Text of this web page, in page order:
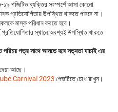
পজিটিভ ব্যক্তির সংস্পর্শে আসা কোনো
প্রতিযোগিতায় উপস্থিত থাকতে পারবে না।
মাস্ক পরিধান করতে হবে।
প্রতিযোগিতার স্থানে অবশ্যই উপস্থিত থাকতে
পরিচয় পত্র সাথে আনতে হবে সত্যতা যাচাই এর
আছে।
Carnival 2023 পেজটিতে চোখ রাখুন।